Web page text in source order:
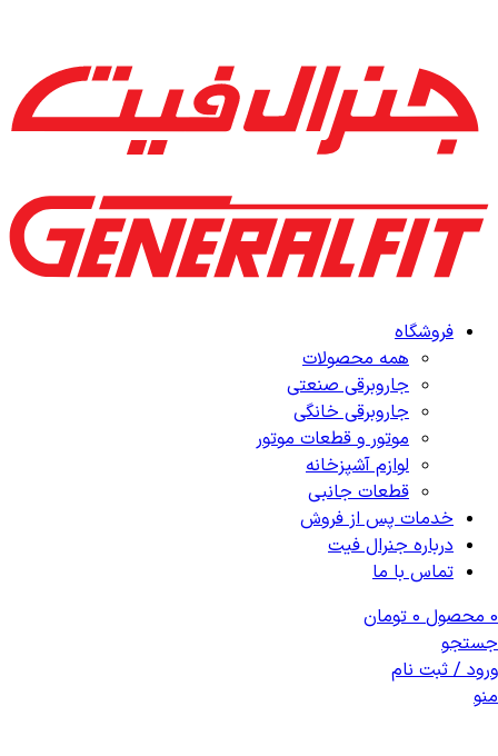
فروشگاه
همه محصولات
جاروبرقی صنعتی
جاروبرقی خانگی
موتور و قطعات موتور
لوازم آشپزخانه
قطعات جانبی
خدمات پس از فروش
درباره جنرال فیت
تماس با ما
0 محصول ۰ تومان
جستجو
ورود / ثبت نام
منو